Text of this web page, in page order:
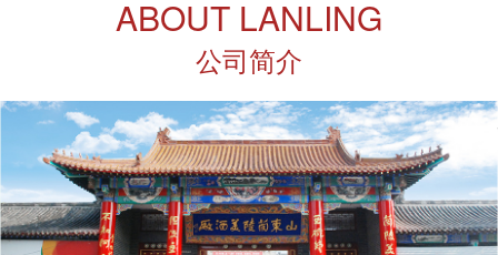
ABOUT LANLING
公司简介